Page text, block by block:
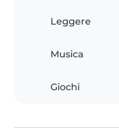
Leggere
Musica
Giochi